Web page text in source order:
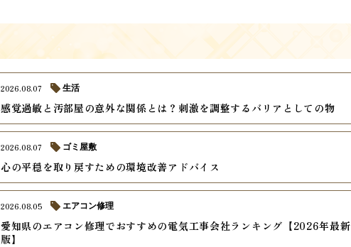
感覚過敏と汚部屋の意外な関係とは？刺激を調整するバリアとしての物
2026.08.07 生活
心の平穏を取り戻すための環境改善アドバイス
2026.08.07 ゴミ屋敷
愛知県のエアコン修理でおすすめの電気工事会社ランキング【2026年最新
版】
2026.08.05 エアコン修理